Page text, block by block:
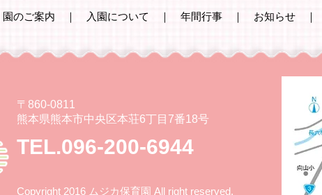
園のご案内 ｜ 入園について ｜ 年間行事 ｜ お知らせ ｜
〒860-0811
熊本県熊本市中央区本荘6丁目7番18号
TEL.096-200-6944
Copyright 2016 ムジカ保育園 All right reserved.